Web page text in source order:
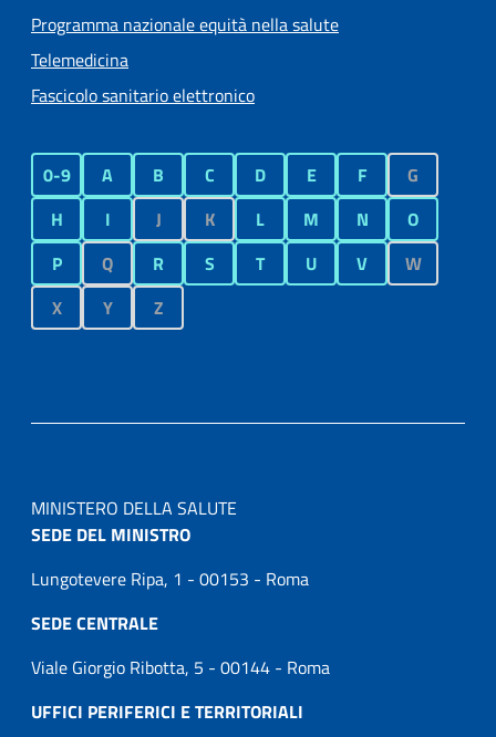
Programma nazionale equità nella salute
Telemedicina
Fascicolo sanitario elettronico
0-9 A B C D E F
G
H
I J K L M N
O
P
Q R S T U V
W
X
Y Z
MINISTERO DELLA SALUTE
SEDE DEL MINISTRO
Lungotevere Ripa, 1 - 00153 - Roma
SEDE CENTRALE
Viale Giorgio Ribotta, 5 - 00144 - Roma
UFFICI PERIFERICI E TERRITORIALI